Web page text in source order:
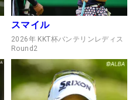
スマイル
2026年 KKT杯バンテリンレディス
Round2